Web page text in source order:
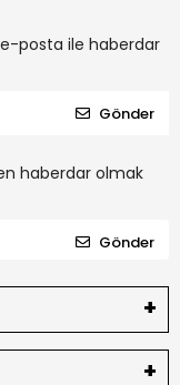
posta ile haberdar
Gönder
haberdar olmak
Gönder